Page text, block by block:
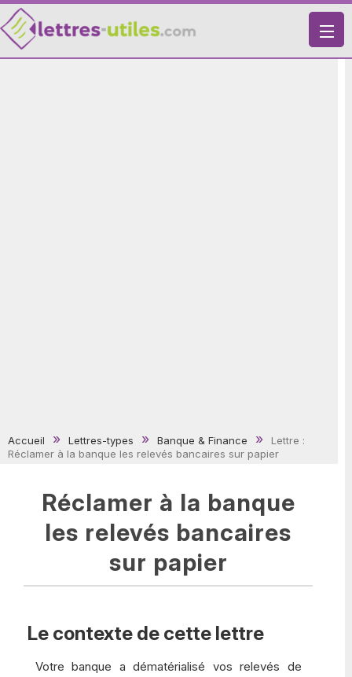
X
Accueil Lettres-types Banque & Finance
Lettre :
Réclamer à la banque les relevés bancaires sur papier
Réclamer à la banque
les relevés bancaires
sur papier
Le contexte de cette lettre
Votre banque a dématérialisé vos relevés de